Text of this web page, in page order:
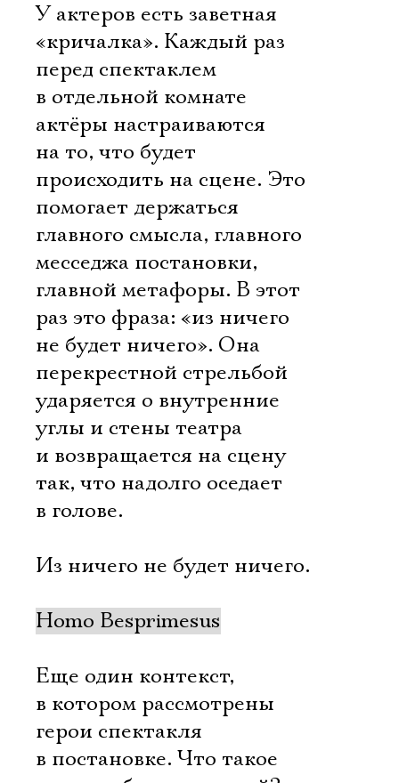
У актеров есть заветная
«кричалка». Каждый раз
перед спектаклем
в отдельной комнате
актёры настраиваются
на то, что будет
происходить на сцене. Это
помогает держаться
главного смысла, главного
месседжа постановки,
главной метафоры. В этот
раз это фраза: «из ничего
не будет ничего». Она
перекрестной стрельбой
ударяется о внутренние
углы и стены театра
и возвращается на сцену
так, что надолго оседает
в голове.
Из ничего не будет ничего.
Homo Besprimesus
Еще один контекст,
в котором рассмотрены
герои спектакля
в постановке. Что такое